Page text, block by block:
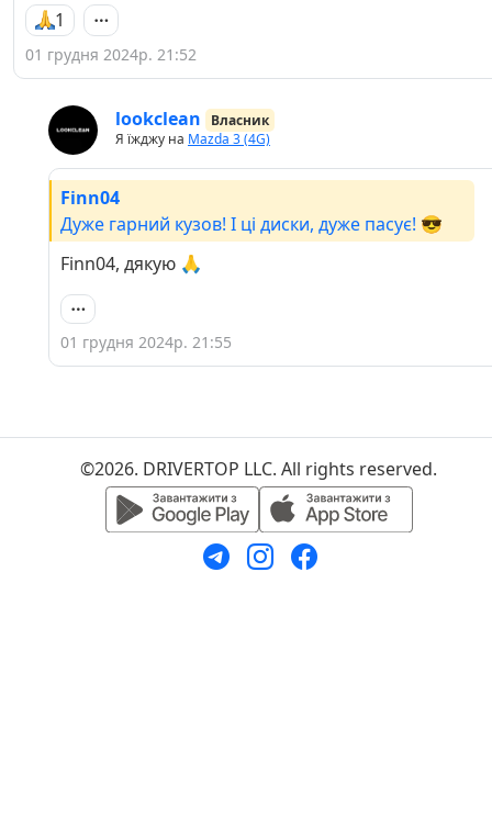
1
01 грудня 2024р. 21:52
lookclean
Власник
Я їжджу на Mazda 3 (4G)
Finn04
Дуже гарний кузов! І ці диски, дуже пасує! 😎
Finn04, дякую 🙏
01 грудня 2024р. 21:55
©2026. DRIVERTOP LLC. All rights reserved.